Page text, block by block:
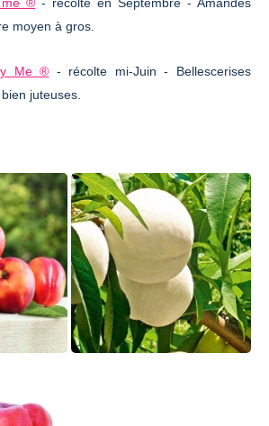
me ® - récolte en Septembre - Amandes
moyen à gros.
Me ® - récolte mi-Juin - Bellescerises
juteuses.